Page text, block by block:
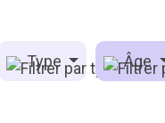
Type Âge